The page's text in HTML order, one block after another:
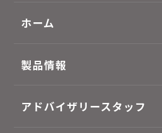
ホーム
製品情報
アドバイザリースタッフ